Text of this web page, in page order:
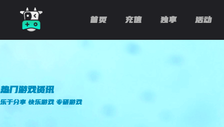
首页 充值 独享 活动
热门游戏资讯
乐于分享 快乐游戏 专研游戏